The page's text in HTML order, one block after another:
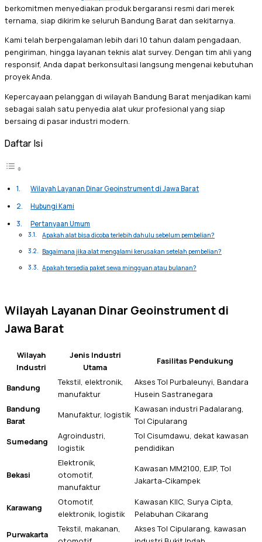
berkomitmen menyediakan produk bergaransi resmi dari merek
ternama, siap dikirim ke seluruh Bandung Barat dan sekitarnya.
Kami telah berpengalaman lebih dari 10 tahun dalam pengadaan,
pengiriman, hingga layanan teknis alat survey. Dengan tim ahli yang
responsif, Anda dapat berkonsultasi langsung mengenai kebutuhan
proyek Anda.
Kepercayaan pelanggan di wilayah Bandung Barat menjadikan kami
sebagai salah satu penyedia alat ukur profesional yang siap
bersaing di pasar industri modern.
Daftar Isi
Wilayah Layanan Dinar Geoinstrument di Jawa Barat
Hubungi Kami
Pertanyaan Umum
Apakah alat bisa dicoba terlebih dahulu sebelum pembelian?
Bagaimana jika alat mengalami kerusakan setelah pembelian?
Apakah tersedia paket sewa mingguan atau bulanan?
Wilayah Layanan Dinar Geoinstrument di
Jawa Barat
Wilayah
Industri
Jenis Industri
Utama
Fasilitas Pendukung
Bandung
Tekstil, elektronik,
manufaktur
Akses Tol Purbaleunyi, Bandara
Husein Sastranegara
Bandung
Barat
Manufaktur, logistik
Kawasan industri Padalarang,
Tol Cipularang
Sumedang
Agroindustri,
logistik
Tol Cisumdawu, dekat kawasan
pendidikan
Bekasi
Elektronik,
otomotif,
manufaktur
Kawasan MM2100, EJIP, Tol
Jakarta-Cikampek
Karawang
Otomotif,
elektronik, logistik
Kawasan KIIC, Surya Cipta,
Pelabuhan Cikarang
Purwakarta
Tekstil, makanan,
Akses Tol Cipularang, kawasan